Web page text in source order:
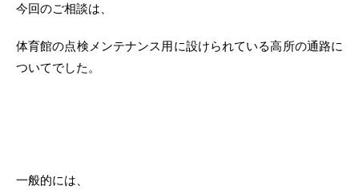
今回のご相談は、
体育館の点検メンテナンス用に設けられている高所の通路に
ついてでした。
一般的には、